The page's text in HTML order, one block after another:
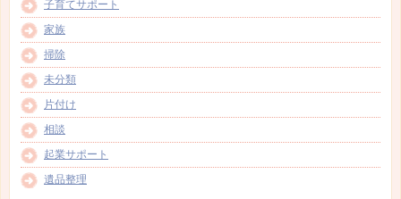
子育てサポート
家族
掃除
未分類
片付け
相談
起業サポート
遺品整理